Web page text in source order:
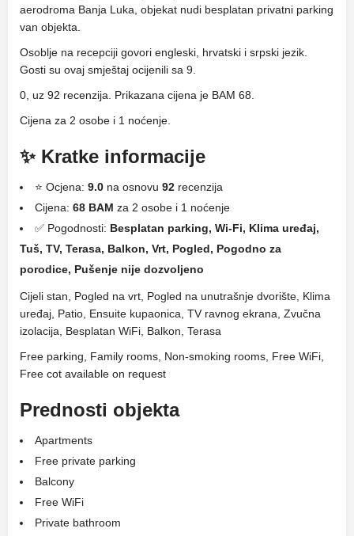
aerodroma Banja Luka, objekat nudi besplatan privatni parking
van objekta.
Osoblje na recepciji govori engleski, hrvatski i srpski jezik.
Gosti su ovaj smještaj ocijenili sa 9.
0, uz 92 recenzija. Prikazana cijena je BAM 68.
Cijena za 2 osobe i 1 noćenje.
✨ Kratke informacije
⭐ Ocjena: 9.0 na osnovu 92 recenzija
Cijena: 68 BAM za 2 osobe i 1 noćenje
✅ Pogodnosti: Besplatan parking, Wi-Fi, Klima uređaj,
Tuš, TV, Terasa, Balkon, Vrt, Pogled, Pogodno za
porodice, Pušenje nije dozvoljeno
Cijeli stan, Pogled na vrt, Pogled na unutrašnje dvorište, Klima
uređaj, Patio, Ensuite kupaonica, TV ravnog ekrana, Zvučna
izolacija, Besplatan WiFi, Balkon, Terasa
Free parking, Family rooms, Non-smoking rooms, Free WiFi,
Free cot available on request
Prednosti objekta
Apartments
Free private parking
Balcony
Free WiFi
Private bathroom